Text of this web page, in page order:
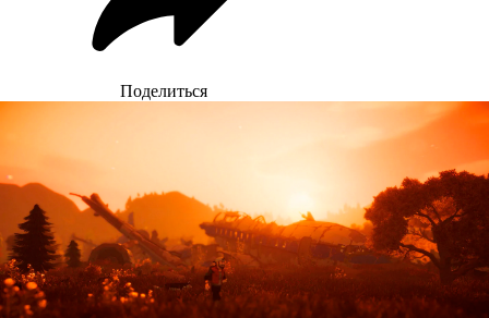
Поделиться